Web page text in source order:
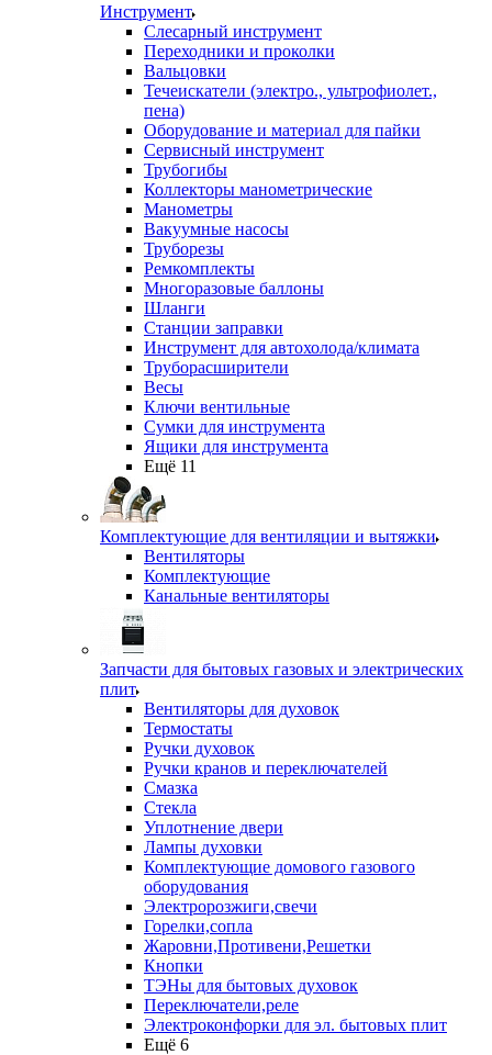
Инструмент
Слесарный инструмент
Переходники и проколки
Вальцовки
Течеискатели (электро., ультрофиолет.,
пена)
Оборудование и материал для пайки
Сервисный инструмент
Трубогибы
Коллекторы манометрические
Манометры
Вакуумные насосы
Труборезы
Ремкомплекты
Многоразовые баллоны
Шланги
Станции заправки
Инструмент для автохолода/климата
Труборасширители
Весы
Ключи вентильные
Сумки для инструмента
Ящики для инструмента
Ещё 11
Комплектующие для вентиляции и вытяжки
Вентиляторы
Комплектующие
Канальные вентиляторы
Запчасти для бытовых газовых и электрических
плит
Вентиляторы для духовок
Термостаты
Ручки духовок
Ручки кранов и переключателей
Смазка
Стекла
Уплотнение двери
Лампы духовки
Комплектующие домового газового
оборудования
Электророзжиги,свечи
Горелки,сопла
Жаровни,Противени,Решетки
Кнопки
ТЭНы для бытовых духовок
Переключатели,реле
Электроконфорки для эл. бытовых плит
Ещё 6